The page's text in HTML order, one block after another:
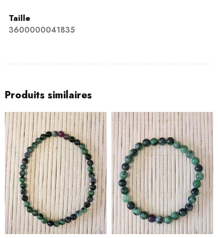
Taille
3600000041835
Produits similaires